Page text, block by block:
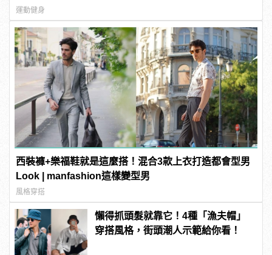
運動健身
西裝褲+樂福鞋就是這麼搭！混合3款上衣打造都會型男
Look | manfashion這樣變型男
風格穿搭
懶得抓頭髮就靠它！4種「漁夫帽」
穿搭風格，街頭潮人示範給你看！